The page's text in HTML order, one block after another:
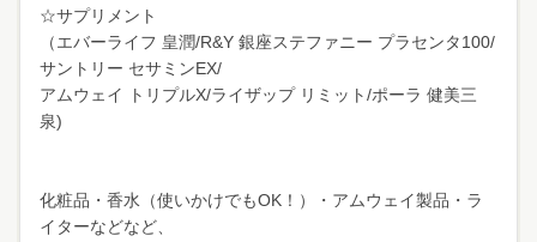
☆サプリメント
（エバーライフ 皇潤/R&Y 銀座ステファニー プラセンタ100/
サントリー セサミンEX/
アムウェイ トリプルX/ライザップ リミット/ポーラ 健美三
泉)
化粧品・香水（使いかけでもOK！）・アムウェイ製品・ラ
イターなどなど、